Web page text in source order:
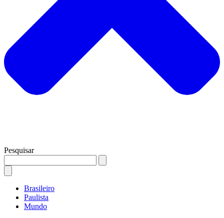
Pesquisar
Brasileiro
Paulista
Mundo